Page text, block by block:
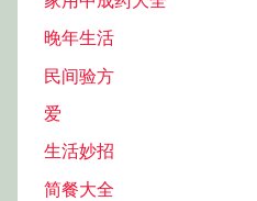
晚年生活
民间验方
爱
生活妙招
简餐大全